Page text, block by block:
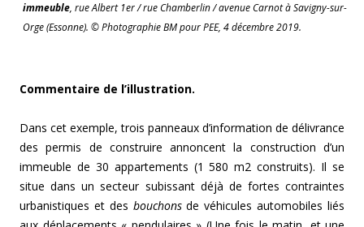
immeuble, rue Albert 1er / rue Chamberlin / avenue Carnot à Savigny-sur-
Orge (Essonne). © Photographie BM pour PEE, 4 décembre 2019.
Commentaire de l’illustration.
Dans cet exemple, trois panneaux d’information de délivrance
des permis de construire annoncent la construction d’un
immeuble de 30 appartements (1 580 m2 construits). Il se
situe dans un secteur subissant déjà de fortes contraintes
urbanistiques et des bouchonsde véhicules automobiles liés